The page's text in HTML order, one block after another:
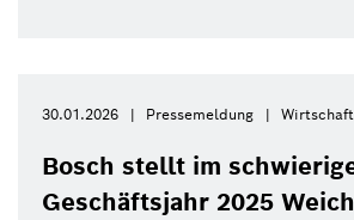
30.01.2026 Pressemeldung Wirtschaft
Bosch stellt im
Geschäftsjahr 2025